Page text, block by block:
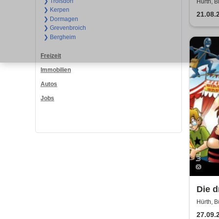
❯ Kerpen
❯ Dormagen
❯ Grevenbroich
❯ Bergheim
Freizeit
Immobilien
Autos
Jobs
Air
Hürth,
Die
Hürth,